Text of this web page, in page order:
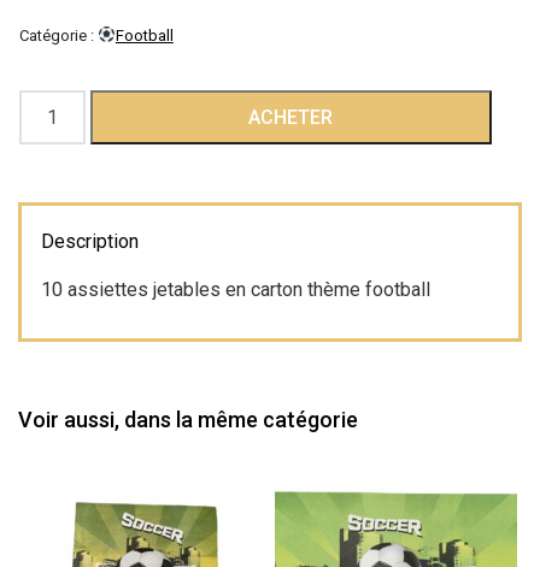
Emballage
Catégorie : Football
quantité
de
foot
bleu
ACHETER
Description
10 assiettes jetables en carton thème football
Voir aussi, dans la même catégorie